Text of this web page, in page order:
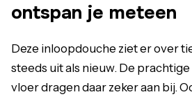
ontspan je meteen
Deze inloopdouche ziet er over
steeds uit als nieuw. De
vloer dragen daar zeker aan bij.